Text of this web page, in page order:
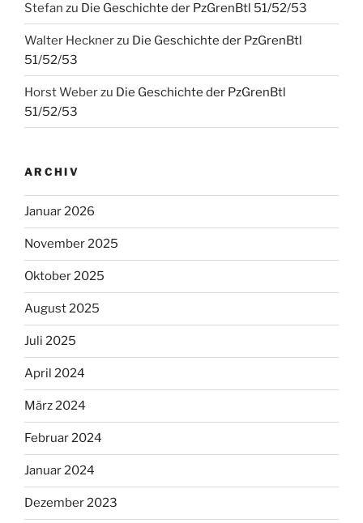
Stefan zu Die Geschichte der PzGrenBtl 51/52/53
Walter Hecknerzu Die Geschichte der PzGrenBtl
51/52/53
Horst Weberzu Die Geschichte der PzGrenBtl
51/52/53
ARCHIV
Januar 2026
November 2025
Oktober 2025
August 2025
Juli 2025
April 2024
März 2024
Februar 2024
Januar 2024
Dezember 2023